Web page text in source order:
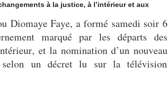
à la justice, à l’intérieur et aux
Diomaye Faye, a formé samedi soir 6
marqué par les départs des
et la nomination d’un nouveau
selon un décret lu sur la télévision